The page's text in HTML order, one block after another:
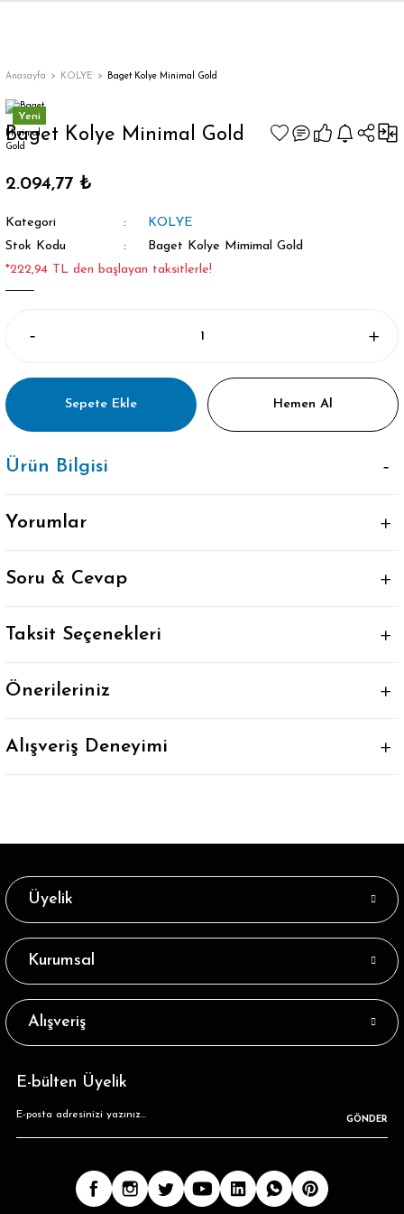
Anasayfa KOLYE Baget Kolye Minimal Gold
Yeni
Baget Kolye Minimal Gold
2.094,77 ₺
Kategori
KOLYE
Stok Kodu
Baget Kolye Mimimal Gold
*222,94 TL den başlayan taksitlerle!
Sepete Ekle Hemen Al
Ürün Bilgisi
Yorumlar
Soru & Cevap
Taksit Seçenekleri
Önerileriniz
Alışveriş Deneyimi
Üyelik
Kurumsal
Alışveriş
E-bülten Üyelik
GÖNDER